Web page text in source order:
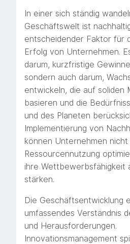
In einer sich ständig
Geschäftswelt ist
entscheidender Faktor für
Erfolg von Unternehmen.
darum, kurzfristige
sondern auch darum,
entwickeln, die auf soliden
basieren und die
und des Planeten
Implementierung von
können Unternehmen nicht
Ressourcennutzung
ihre Wettbewerbsfähigkeit
stärken.
Die Geschäftsentwicklung
umfassendes Verständnis
und Herausforderungen.
Innovationsmanagement